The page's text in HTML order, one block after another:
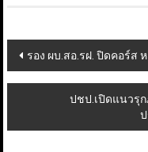
Post
navigation
รอง ผบ.สอ.รฝ. ปิดคอร์ส
ปชป.เปิดแนวรุ